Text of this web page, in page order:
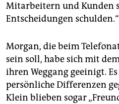
Mitarbeitern und Kunden
Entscheidungen schulden.“
Morgan, die beim
sein soll, habe sich mit
ihren Weggang geeinigt.
persönliche Differenzen
Klein blieben sogar